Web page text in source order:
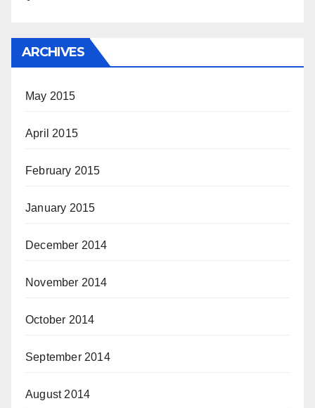
ARCHIVES
May 2015
April 2015
February 2015
January 2015
December 2014
November 2014
October 2014
September 2014
August 2014